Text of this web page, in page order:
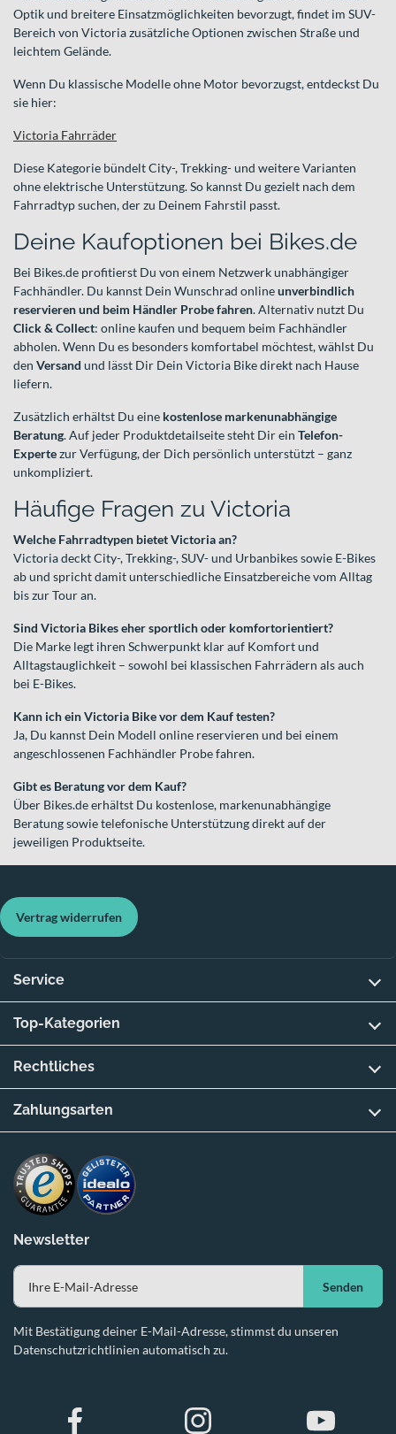
Optik und breitere Einsatzmöglichkeiten bevorzugt, findet im SUV-
Bereich von Victoria zusätzliche Optionen zwischen Straße und
leichtem Gelände.
Wenn Du klassische Modelle ohne Motor bevorzugst, entdeckst Du
sie hier:
Victoria Fahrräder
Diese Kategorie bündelt City-, Trekking- und weitere Varianten
ohne elektrische Unterstützung. So kannst Du gezielt nach dem
Fahrradtyp suchen, der zu Deinem Fahrstil passt.
Deine Kaufoptionen bei Bikes.de
Bei Bikes.de profitierst Du von einem Netzwerk unabhängiger
Fachhändler. Du kannst Dein Wunschrad onlineunverbindlich
reservieren und beim Händler Probe fahren. Alternativ nutzt Du
Click & Collect: online kaufen und bequem beim Fachhändler
abholen. Wenn Du es besonders komfortabel möchtest, wählst Du
den Versand und lässt Dir Dein Victoria Bike direkt nach Hause
liefern.
Zusätzlich erhältst Du eine kostenlose markenunabhängige
Beratung. Auf jeder Produktdetailseite steht Dir ein Telefon-
Expertezur Verfügung, der Dich persönlich unterstützt – ganz
unkompliziert.
Häufige Fragen zu Victoria
Welche Fahrradtypen bietet Victoria an?
Victoria deckt City-, Trekking-, SUV- und Urbanbikes sowie E-Bikes
ab und spricht damit unterschiedliche Einsatzbereiche vom Alltag
bis zur Tour an.
Sind Victoria Bikes eher sportlich oder komfortorientiert?
Die Marke legt ihren Schwerpunkt klar auf Komfort und
Alltagstauglichkeit – sowohl bei klassischen Fahrrädern als auch
bei E-Bikes.
Kann ich ein Victoria Bike vor dem Kauf testen?
Ja, Du kannst Dein Modell online reservieren und bei einem
angeschlossenen Fachhändler Probe fahren.
Gibt es Beratung vor dem Kauf?
Über Bikes.de erhältst Du kostenlose, markenunabhängige
Beratung sowie telefonische Unterstützung direkt auf der
jeweiligen Produktseite.
Newsletter
Senden
Mit Bestätigung deiner E-Mail-Adresse, stimmst du unseren
Datenschutzrichtlinien automatisch zu.
Vertrag widerrufen
Service
Top-Kategorien
Rechtliches
Zahlungsarten